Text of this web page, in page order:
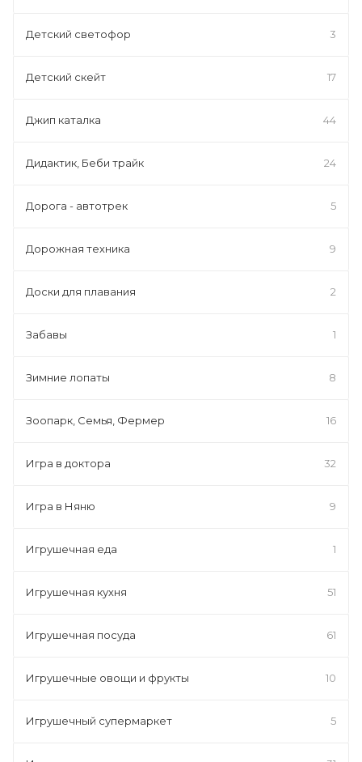
Детский светофор 3
Детский скейт 17
Джип каталка 44
Дидактик, Беби трайк 24
Дорога - автотрек 5
Дорожная техника 9
Доски для плавания 2
Забавы 1
Зимние лопаты 8
Зоопарк, Семья, Фермер 16
Игра в доктора 32
Игра в Няню 9
Игрушечная еда 1
Игрушечная кухня 51
Игрушечная посуда 61
Игрушечные овощи и фрукты 10
Игрушечный супермаркет 5